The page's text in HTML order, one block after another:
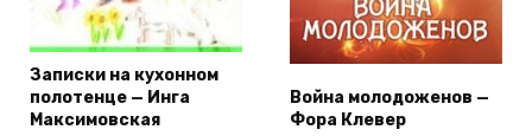
Записки на кухонном
полотенце — Инга
Максимовская
Война молодоженов —
Фора Клевер